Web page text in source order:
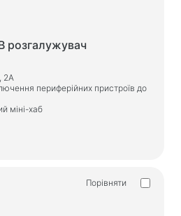
меблі
столу
розгалужувач
2А
периферійних пристроїв до
міні-хаб
Порівняти